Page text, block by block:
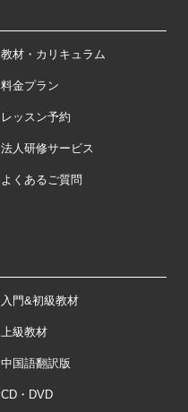
教材・カリキュラム
料金プラン
レッスン予約
法人研修サービス
よくあるご質問
入門&初級教材
上級教材
中国語翻訳版
CD・DVD